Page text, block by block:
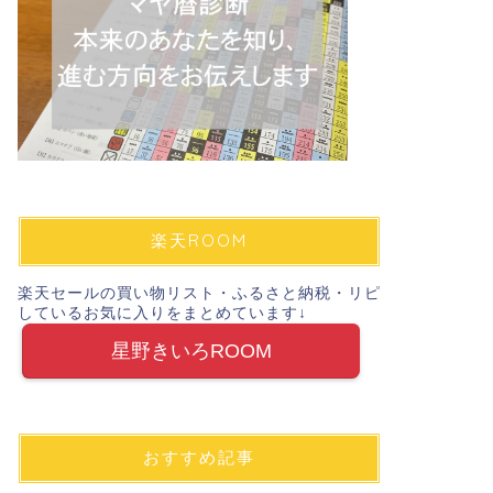
楽天ROOM
楽天セールの買い物リスト・ふるさと納税・リピ
しているお気に入りをまとめています↓
星野きいろROOM
おすすめ記事